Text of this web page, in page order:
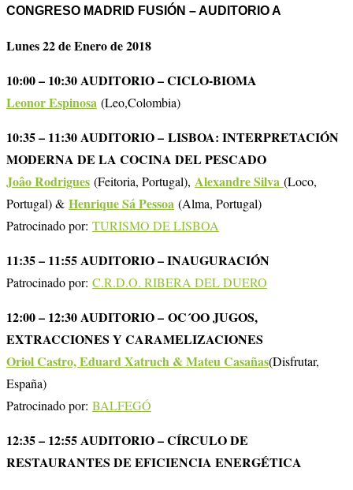
CONGRESO MADRID FUSIÓN – AUDITORIO A
Lunes 22 de Enero de 2018
10:00 – 10:30 AUDITORIO – CICLO-BIOMA
Leonor Espinosa (Leo,Colombia)
10:35 – 11:30 AUDITORIO – LISBOA: INTERPRETACIÓN
MODERNA DE LA COCINA DEL PESCADO
Joâo Rodrigues (Feitoria, Portugal), Alexandre Silva (Loco,
Portugal) & Henrique Sá Pessoa (Alma, Portugal)
Patrocinado por: TURISMO DE LISBOA
11:35 – 11:55 AUDITORIO – INAUGURACIÓN
Patrocinado por: C.R.D.O. RIBERA DEL DUERO
12:00 – 12:30 AUDITORIO – OC´OO JUGOS,
EXTRACCIONES Y CARAMELIZACIONES
Oriol Castro, Eduard Xatruch & Mateu Casañas(Disfrutar,
España)
Patrocinado por: BALFEGÓ
12:35 – 12:55 AUDITORIO – CÍRCULO DE
RESTAURANTES DE EFICIENCIA ENERGÉTICA